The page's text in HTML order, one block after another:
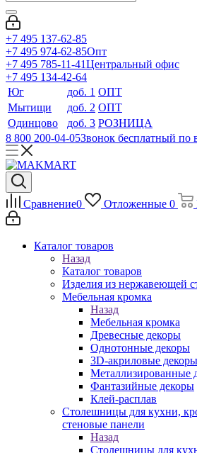
+7 495 137-62-85
+7 495 974-62-85Опт
+7 495 785-11-41Центральный офис
+7 495 134-42-64
Юг
доб. 1 ОПТ
Мытищи
доб. 2 ОПТ
Одинцово
доб. 3 РОЗНИЦА
8 800 200-04-05Звонок бесплатный по
Сравнение0 Отложенные 0
Каталог товаров
Назад
Каталог товаров
Изделия из нержавеющей
Мебельная кромка
Назад
Мебельная кромка
Древесные декоры
Однотонные декоры
3D-акриловые декоры
Металлизированные
Фантазийные декоры
Клей-расплав
Столешницы для кухни,
стеновые панели
Назад
Столешницы для